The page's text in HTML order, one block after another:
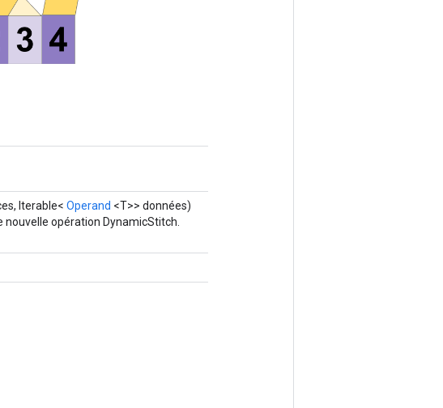
Iterable< Operand <T>> données)
nouvelle opération DynamicStitch.